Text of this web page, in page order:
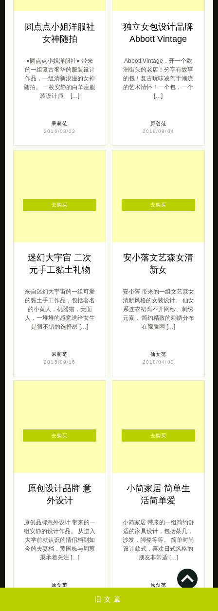
旧文章
圆点点小姐洋服社
女神随拍
●圆点点小姐洋服社● 带来
的一组复古奢华的服装设计
作品，一组清新浪漫的女神
随拍。 一枚安静的白羊座服
装设计师。 […]
呆萌范
2016/03/03
独立女包设计品牌
Abbott Vintage
Abbott Vintage，开一个欧
洲街头的老店！分享有故事
的包！复古玩味凌驾于潮流
的艺术情怀！一个包，一个
[…]
原创范
2018/09/04
迷幻大宇宙 二次
元手工黏土礼物
来自迷幻大宇宙的一组可爱
的黏土手工作品，包括著名
的小黄人，机器猫，无面
人，一堆堆的感觉送给女生
是很不错的选择昂 […]
呆萌范
2015/09/16
去购买
安小落文艺森女清
新女
安小落 带来的一组文艺森女
清新风格的女装设计。 仙女
系连衣裙离不开网纱、刺绣
元素， 简约精致的刺绣分布
在朦胧网 […]
仙女范
2018/04/03
去购买
原创设计品牌 意
外设计
原创品牌意外设计 带来的一
组安静的设计作品。 从进入
大学前就认识的情侣档到如
今的夫妻档，黄国栋与周蕙
秉承着关注 […]
原创范
去购买
小简家居 简单生
活简单爱
小简家居 带来的一组简约舒
适的家具设计，包括茶几，
沙发，脚凳等等。 简单时尚
设计款式，喜欢日式风格的
朋友非常适 […]
原创范
去购买